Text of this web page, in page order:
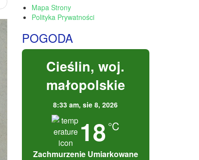
Mapa Strony
Polityka Prywatności
POGODA
Cieślin, woj.
małopolskie
8:33 am,sie 8, 2026
18 °C
Zachmurzenie Umiarkowane